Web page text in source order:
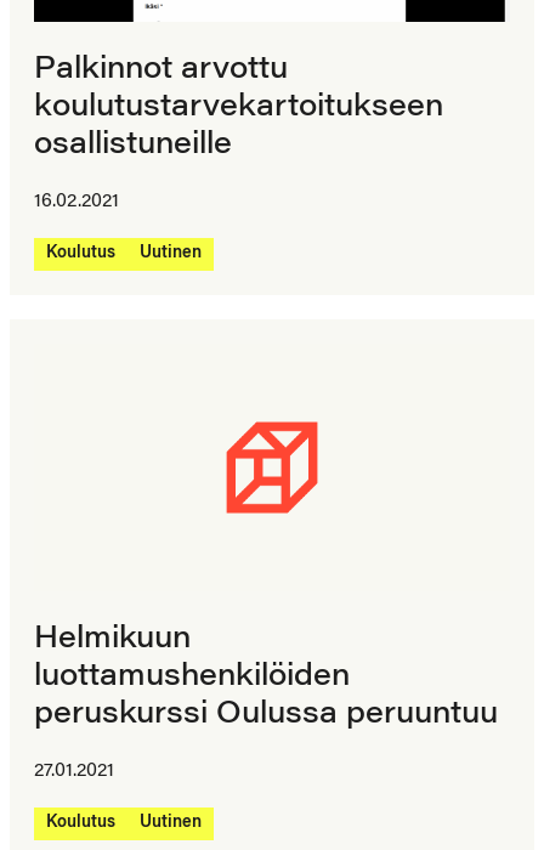
Palkinnot arvottu
koulutustarvekartoitukseen
osallistuneille
16.02.2021
Koulutus Uutinen
Helmikuun
luottamushenkilöiden
peruskurssi Oulussa peruuntuu
27.01.2021
Koulutus Uutinen